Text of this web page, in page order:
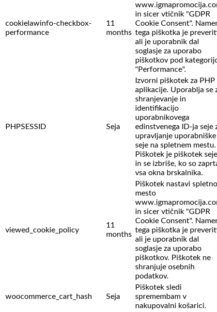
cookielawinfo-checkbox-
performance
11
months
in sicer vtičnik "GDPR
Cookie Consent".
tega piškotka je
ali je uporabnik dal
soglasje za uporabo
piškotkov pod
"Performance".
PHPSESSID Seja
Izvorni piškotek za PHP
aplikacije. Uporablja se
shranjevanje in
identifikacijo
uporabnikovega
edinstvenega ID-ja seje
upravljanje uporabniške
seje na spletnem mestu.
Piškotek je piškotek seje
in se izbriše, ko so
vsa okna brskalnika.
viewed_cookie_policy
11
months
Piškotek nastavi spletno
mesto
in sicer vtičnik "GDPR
Cookie Consent".
tega piškotka je
ali je uporabnik dal
soglasje za uporabo
piškotkov. Piškotek ne
shranjuje osebnih
podatkov.
woocommerce_cart_hash Seja
Piškotek sledi
spremembam v
nakupovalni košarici.